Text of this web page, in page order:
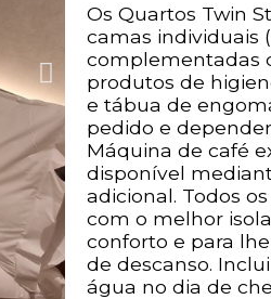
Os Quartos Twin
camas individuais
complementadas
produtos de
e tábua de
pedido e
Máquina de café
disponível
adicional. Todos
com o melhor
conforto e para
de descanso.
água no dia de